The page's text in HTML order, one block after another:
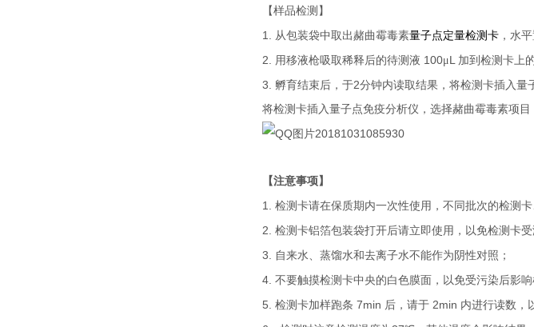
【样品检测】
1. 从包装袋中取出赭曲霉毒素量子点定量检测卡，水平
2. 用移液枪吸取稀释后的待测液 100μL 加到检测卡上
3. 孵育结束后，于2分钟内读取结果，将检测卡插入量
将检测卡插入量子点免疫分析仪，选择赭曲霉毒素项
【注意事项】
1. 检测卡请在保质期内一次性使用，不同批次的检测卡
2. 检测卡铝箔包装袋打开后请立即使用，以免检测卡受
3. 自来水、蒸馏水和去离子水不能作为阴性对照；
4. 不要触摸检测卡中央的白色膜面，以免受污染后影响
5. 检测卡加样跑条 7min 后，请于2min 内进行读数，